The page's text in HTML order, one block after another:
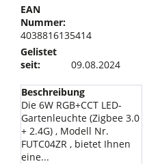
EAN
Nummer:
4038816135414
Gelistet
seit:
09.08.2024
Beschreibung
Die 6W RGB+CCT LED-
Gartenleuchte (Zigbee 3.0
+ 2.4G) , Modell Nr.
FUTC04ZR , bietet Ihnen
eine...